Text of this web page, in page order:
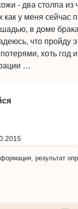
- два столпа из
как у меня сейчас
в доме
что пройду
хоть год
…
результат